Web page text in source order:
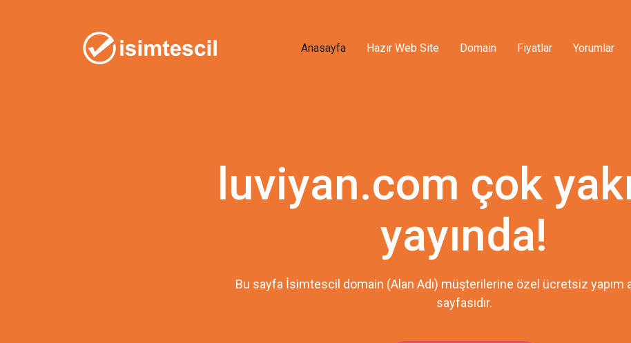
Anasayfa Hazır Web Site Domain Fiyatlar Yorumlar
luviyan.com çok
yayında!
Bu sayfa İsimtescil domain (Alan Adı) müşterilerine özel ücretsiz yapım
sayfasıdır.